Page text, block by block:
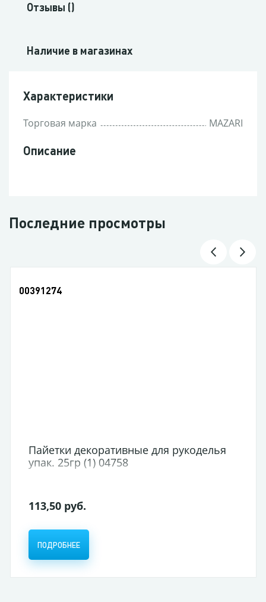
Отзывы ()
Наличие в магазинах
Характеристики
Торговая марка MAZARI
Описание
Последние просмотры
декоративные для рукоделья
25гр (1) 04758
руб.
ПОДРОБНЕЕ